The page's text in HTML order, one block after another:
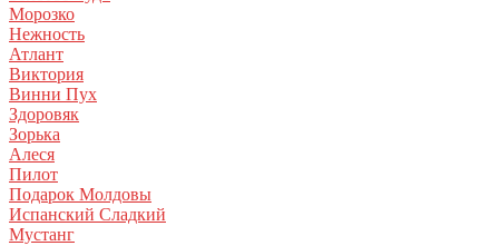
Морозко
Нежность
Атлант
Виктория
Винни Пух
Здоровяк
Зорька
Алеся
Пилот
Подарок Молдовы
Испанский Сладкий
Мустанг